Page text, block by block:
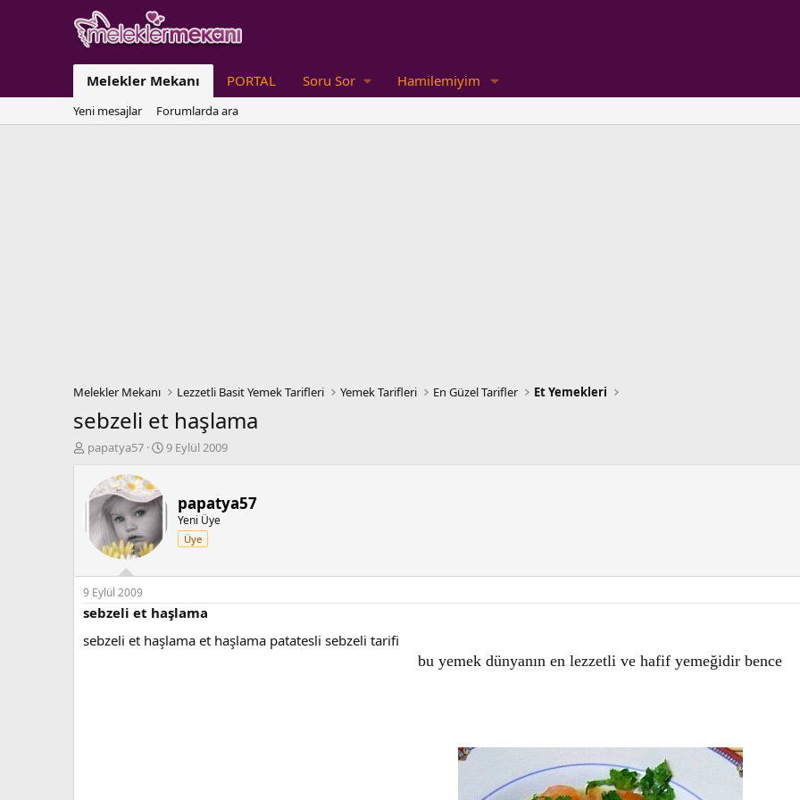
Melekler Mekanı PORTAL Soru Sor Hamilemiyim
Yeni mesajlar Forumlarda ara
Melekler Mekanı Lezzetli Basit Yemek Tarifleri Yemek Tarifleri En Güzel Tarifler Et Yemekleri
sebzeli et haşlama
K
b
y
u
a
ş
l
a
t
papatya57
B
a
n
ç
a
r
i
9 Eylül 2009
papatya57
Yeni Üye
Üye
9 Eylül 2009
sebzeli et haşlama
sebzeli et haşlama et haşlama patatesli sebzeli tarifi
bu yemek dünyanın en lezzetli ve hafif yemeğidir bence